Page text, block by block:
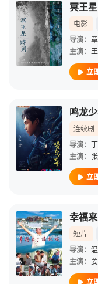
冥王
电影
导演：
主演：
立
鸣龙
连续剧
导演：
主演：
立
幸福
短片
导演：
主演：
立